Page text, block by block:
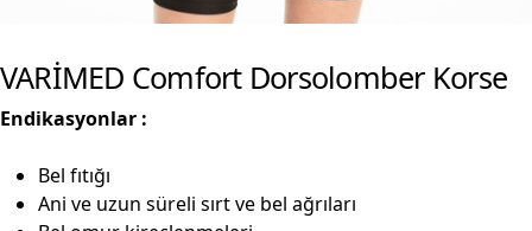
VARİMED Comfort Dorsolomber Korse
Endikasyonlar :
Bel fıtığı
Ani ve uzun süreli sırt ve bel ağrıları